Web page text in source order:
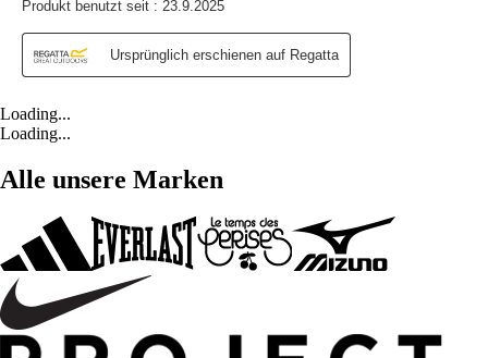
Loading...
Loading...
Alle unsere Marken